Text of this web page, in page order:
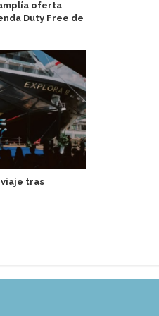
oferta
Duty Free de
tras